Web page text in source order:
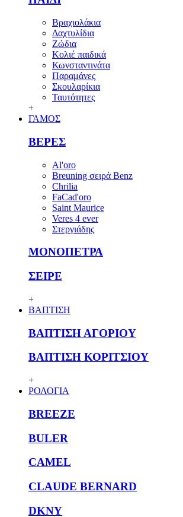
Βραχιολάκια
Δαχτυλίδια
Ζώδια
Κολιέ παιδικά
Κωνσταντινάτα
Παραμάνες
Σκουλαρίκια
Ταυτότητες
+
ΓΑΜΟΣ
ΒΕΡΕΣ
Al'oro
Breuning σειρά Benz
Chrilia
FaCad'oro
Saint Maurice
Veres 4 ever
Στεργιάδης
ΜΟΝΟΠΕΤΡΑ
ΣΕΙΡΕ
+
ΒΑΠΤΙΣΗ
ΒΑΠΤΙΣΗ ΑΓΟΡΙΟΥ
ΒΑΠΤΙΣΗ ΚΟΡΙΤΣΙΟΥ
+
ΡΟΛΟΓΙΑ
BREEZE
BULER
CAMEL
CLAUDE BERNARD
DKNY